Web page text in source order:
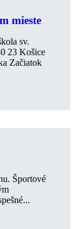
mieste
sv.
23 Košice
Začiatok
Športové